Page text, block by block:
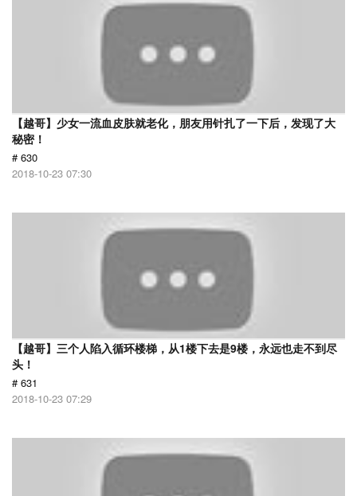
【越哥】少女一流血皮肤就老化，朋友用针扎了一下后，发现了大
秘密！
# 630
2018-10-23 07:30
【越哥】三个人陷入循环楼梯，从1楼下去是9楼，永远也走不到尽
头！
# 631
2018-10-23 07:29